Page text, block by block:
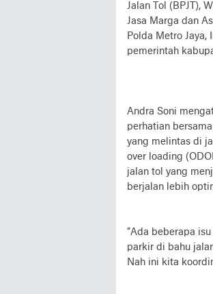
Jalan Tol (BPJT),
Jasa Marga dan
Polda Metro Jaya,
pemerintah
Andra Soni
perhatian
yang melintas di
over loading
jalan tol yang
berjalan lebih
“Ada beberapa
parkir di bahu
Nah ini kita